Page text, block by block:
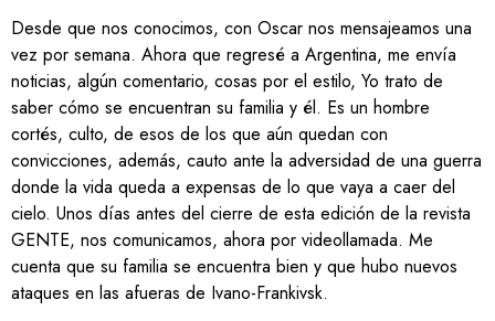
Desde que nos conocimos, con Oscar nos mensajeamos una
vez por semana. Ahora que regresé a Argentina, me envía
noticias, algún comentario, cosas por el estilo, Yo trato de
saber cómo se encuentran su familia y él. Es un hombre
cortés, culto, de esos de los que aún quedan con
convicciones, además, cauto ante la adversidad de una guerra
donde la vida queda a expensas de lo que vaya a caer del
cielo. Unos días antes del cierre de esta edición de la revista
GENTE, nos comunicamos, ahora por videollamada. Me
cuenta que su familia se encuentra bien y que hubo nuevos
ataques en las afueras de Ivano-Frankivsk.